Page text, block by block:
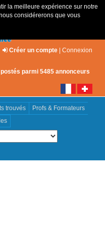
la meilleure expérience sur notre
considérerons que vous
Créer un compte | Connexion
parmi 5485 annonceurs
trouvés
Profs & Formateurs